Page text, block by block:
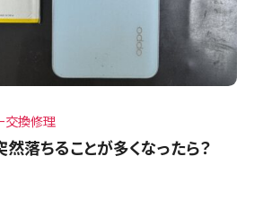
交換修理
落ちることが多くなったら？